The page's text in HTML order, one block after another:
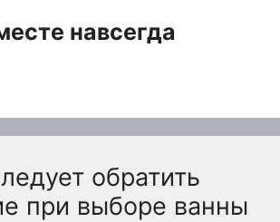
навсегда
обратить
при выборе ванны